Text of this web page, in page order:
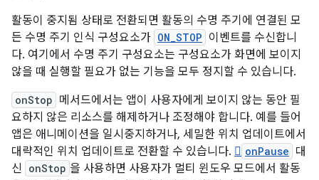
활동이 중지됨 상태로 전환되면 활동의 수명 주기에 연결된 모
든 수명 주기 인식 구성요소가 ON_STOP 이벤트를 수신합니
다. 여기에서 수명 주기 구성요소는 구성요소가 화면에 보이지
않을 때 실행할 필요가 없는 기능을 모두 정지할 수 있습니다.
onStop 메서드에서는 앱이 사용자에게 보이지 않는 동안 필
요하지 않은 리소스를 해제하거나 조정해야 합니다. 예를 들어
앱은 애니메이션을 일시중지하거나, 세밀한 위치 업데이트에서
대략적인 위치 업데이트로 전환할 수 있습니다.  onPause 대
신
onStop 을 사용하면 사용자가 멀티 윈도우 모드에서 활동